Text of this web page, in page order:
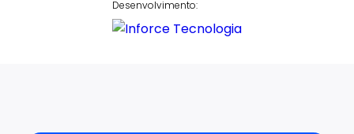
Desenvolvimento: